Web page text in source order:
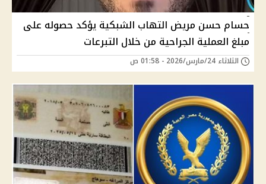
حسام حسن مريض التهاب الشبكية يؤكد حصوله على
مبلغ العملية الجراحية من خلال التبرعات
الثلاثاء 24/مارس/2026 - 01:58 ص